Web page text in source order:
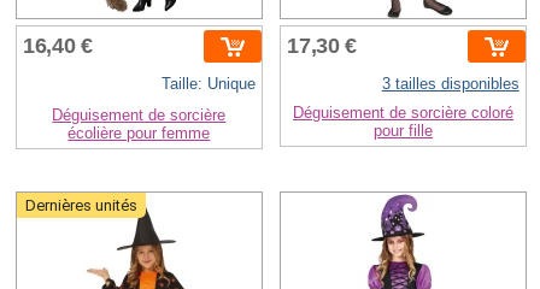
16,40 €
Taille: Unique
Déguisement de sorcière
écolière pour femme
17,30 €
3 tailles disponibles
Déguisement de sorcière coloré
pour fille
Dernières unités